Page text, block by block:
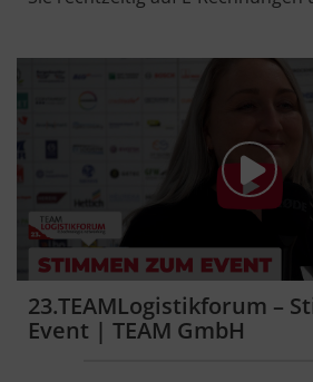
23.TEAMLogistikforum –
Event | TEAM GmbH